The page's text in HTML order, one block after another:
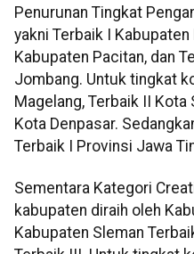
Penurunan Tingkat
yakni Terbaik I
Kabupaten Pacitan, dan
Jombang. Untuk tingkat
Magelang, Terbaik II Kota
Kota Denpasar.
Terbaik I Provinsi Jawa
Sementara Kategori
kabupaten diraih oleh
Kabupaten Sleman